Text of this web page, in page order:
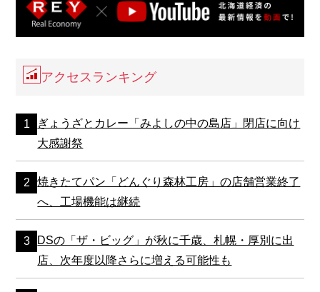
アクセスランキング
ぎょうざとカレー「みよしの中の島店」閉店に向け
大感謝祭
焼きたてパン「どんぐり森林工房」の店舗営業終了
へ、工場機能は継続
DSの「ザ・ビッグ」が秋に千歳、札幌・厚別に出
店、次年度以降さらに増える可能性も